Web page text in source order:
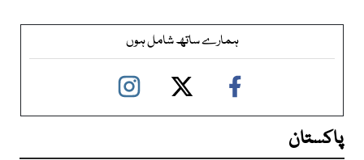
ہمارے ساتھ شامل ہوں
پاکستان